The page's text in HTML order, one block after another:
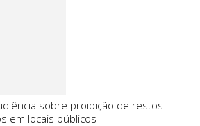
sobre proibição de restos
em locais públicos